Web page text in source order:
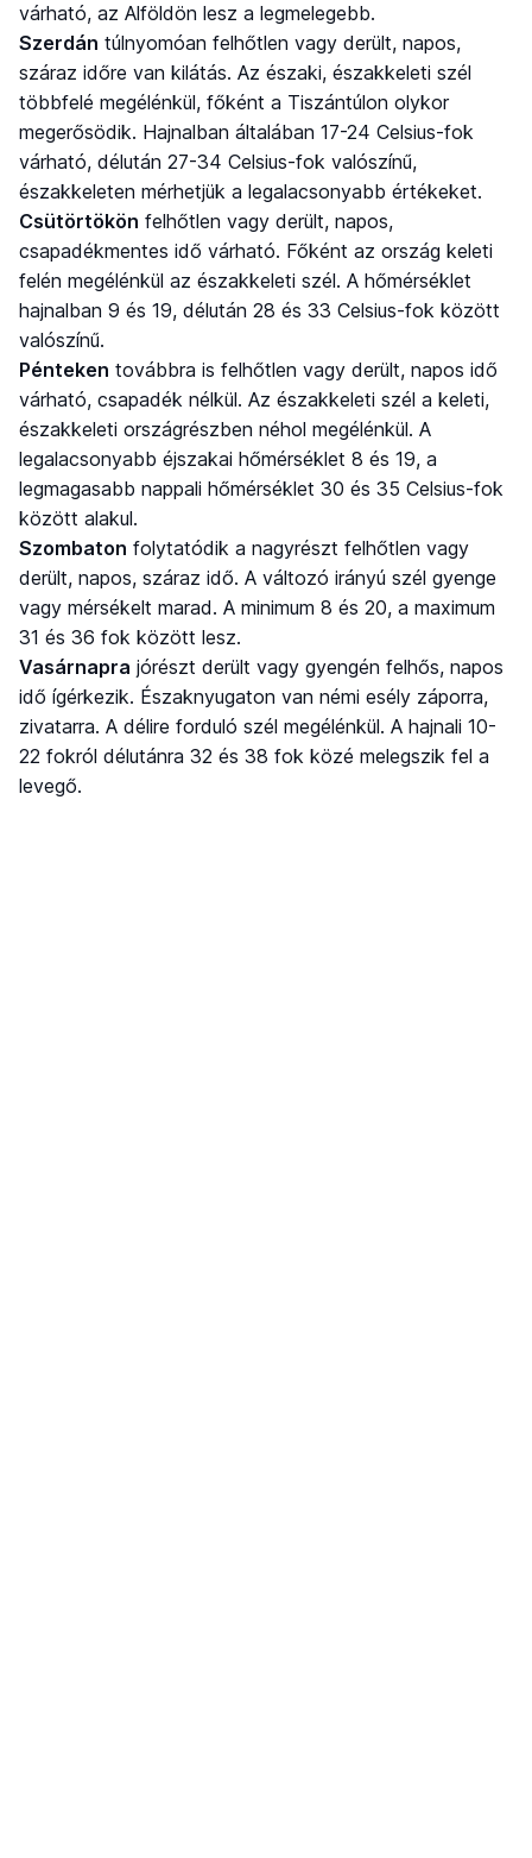
várható, az Alföldön lesz a legmelegebb.
Szerdán túlnyomóan felhőtlen vagy derült, napos,
száraz időre van kilátás. Az északi, északkeleti szél
többfelé megélénkül, főként a Tiszántúlon olykor
megerősödik. Hajnalban általában 17-24 Celsius-fok
várható, délután 27-34 Celsius-fok valószínű,
északkeleten mérhetjük a legalacsonyabb értékeket.
Csütörtökön felhőtlen vagy derült, napos,
csapadékmentes idő várható. Főként az ország keleti
felén megélénkül az északkeleti szél. A hőmérséklet
hajnalban 9 és 19, délután 28 és 33 Celsius-fok között
valószínű.
Pénteken továbbra is felhőtlen vagy derült, napos idő
várható, csapadék nélkül. Az északkeleti szél a keleti,
északkeleti országrészben néhol megélénkül. A
legalacsonyabb éjszakai hőmérséklet 8 és 19, a
legmagasabb nappali hőmérséklet 30 és 35 Celsius-fok
között alakul.
Szombaton folytatódik a nagyrészt felhőtlen vagy
derült, napos, száraz idő. A változó irányú szél gyenge
vagy mérsékelt marad. A minimum 8 és 20, a maximum
31 és 36 fok között lesz.
Vasárnapra jórészt derült vagy gyengén felhős, napos
idő ígérkezik. Északnyugaton van némi esély záporra,
zivatarra. A délire forduló szél megélénkül. A hajnali 10-
22 fokról délutánra 32 és 38 fok közé melegszik fel a
levegő.